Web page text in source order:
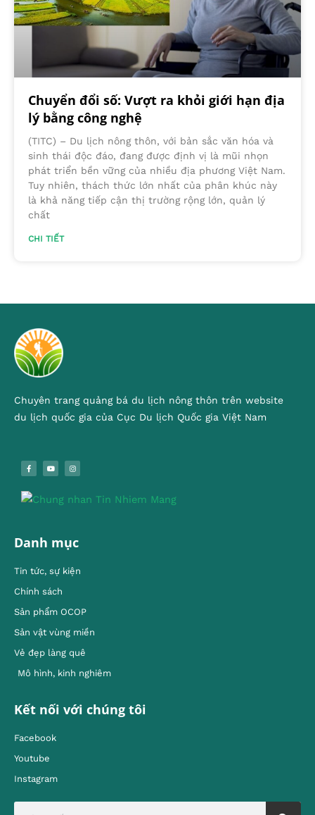
Chuyển đổi số: Vượt ra khỏi giới hạn địa
lý bằng công nghệ
(TITC) – Du lịch nông thôn, với bản sắc văn hóa và
sinh thái độc đáo, đang được định vị là mũi nhọn
phát triển bền vững của nhiều địa phương Việt Nam.
Tuy nhiên, thách thức lớn nhất của phân khúc này
là khả năng tiếp cận thị trường rộng lớn, quản lý
chất
CHI TIẾT
Chuyên trang quảng bá du lịch nông thôn trên website
du lịch quốc gia của Cục Du lịch Quốc gia Việt Nam
Danh mục
Tin tức, sự kiện
Chính sách
Sản phẩm OCOP
Sản vật vùng miền
Vẻ đẹp làng quê
Mô hình, kinh nghiêm
Kết nối với chúng tôi
Facebook
Youtube
Instagram